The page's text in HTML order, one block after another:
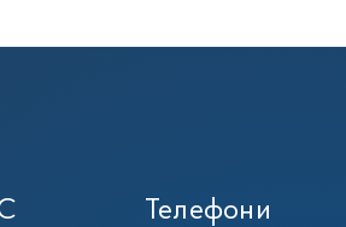
Телефони